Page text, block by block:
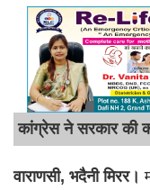
कांग्रेस ने सरकार की
वाराणसी, भदैनी मिरर।